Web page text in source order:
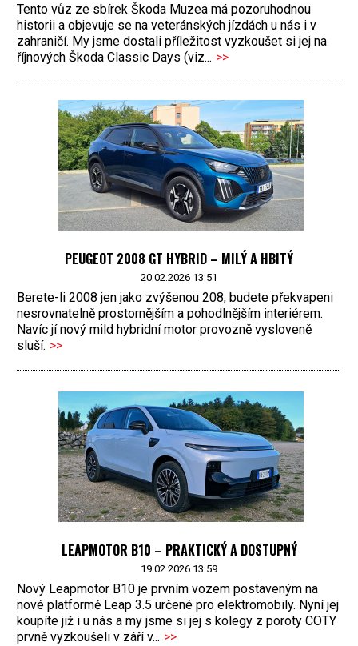
Tento vůz ze sbírek Škoda Muzea má pozoruhodnou
historii a objevuje se na veteránských jízdách u nás i v
zahraničí. My jsme dostali příležitost vyzkoušet si jej na
říjnových Škoda Classic Days (viz... >>
PEUGEOT 2008 GT HYBRID – MILÝ A HBITÝ
20.02.2026 13:51
Berete-li 2008 jen jako zvýšenou 208, budete překvapeni
nesrovnatelně prostornějším a pohodlnějším interiérem.
Navíc jí nový mild hybridní motor provozně vysloveně
sluší. >>
LEAPMOTOR B10 – PRAKTICKÝ A DOSTUPNÝ
19.02.2026 13:59
Nový Leapmotor B10 je prvním vozem postaveným na
nové platformě Leap 3.5 určené pro elektromobily. Nyní jej
koupíte již i u nás a my jsme si jej s kolegy z poroty COTY
prvně vyzkoušeli v září v... >>